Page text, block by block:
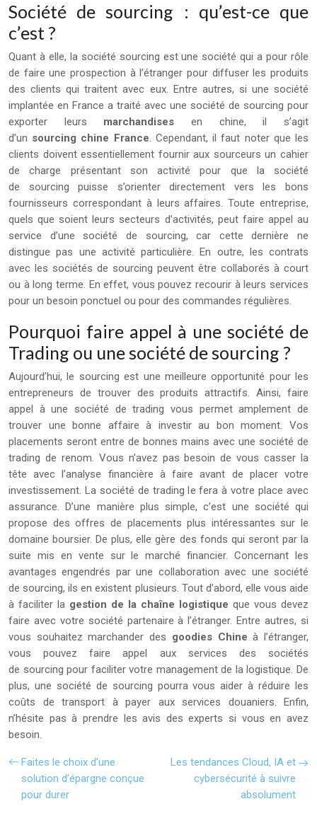
Société de sourcing : qu’est-ce que
c’est ?
Quant à elle, la société sourcing est une société qui a pour rôle
de faire une prospection à l’étranger pour diffuser les produits
des clients qui traitent avec eux. Entre autres, si une société
implantée en France a traité avec une société de sourcing pour
exporter leurs marchandisesen chine, il s’agit
d’un sourcing chine France. Cependant, il faut noter que les
clients doivent essentiellement fournir aux sourceurs un cahier
de charge présentant son activité pour que la société
de sourcing puisse s’orienter directement vers les bons
fournisseurs correspondant à leurs affaires. Toute entreprise,
quels que soient leurs secteurs d’activités, peut faire appel au
service d’une société de sourcing, car cette dernière ne
distingue pas une activité particulière. En outre, les contrats
avec les sociétés de sourcing peuvent être collaborés à court
ou à long terme. En effet, vous pouvez recourir à leurs services
pour un besoin ponctuel ou pour des commandes régulières.
Pourquoi faire appel à une société de
Trading ou une société de sourcing ?
Aujourd’hui, le sourcing est une meilleure opportunité pour les
entrepreneurs de trouver des produits attractifs. Ainsi, faire
appel à une société de trading vous permet amplement de
trouver une bonne affaire à investir au bon moment. Vos
placements seront entre de bonnes mains avec une société de
trading de renom. Vous n’avez pas besoin de vous casser la
tête avec l’analyse financière à faire avant de placer votre
investissement. La société de trading le fera à votre place avec
assurance. D’une manière plus simple, c’est une société qui
propose des offres de placements plus intéressantes sur le
domaine boursier. De plus, elle gère des fonds qui seront par la
suite mis en vente sur le marché financier. Concernant les
avantages engendrés par une collaboration avec une société
de sourcing, ils en existent plusieurs. Tout d’abord, elle vous aide
à faciliter la gestion de la chaîne logistique que vous devez
faire avec votre société partenaire à l’étranger. Entre autres, si
vous souhaitez marchander des goodies Chine à l’étranger,
vous pouvez faire appel aux services des sociétés
de sourcing pour faciliter votre management de la logistique. De
plus, une société de sourcing pourra vous aider à réduire les
coûts de transport à payer aux services douaniers. Enfin,
n’hésite pas à prendre les avis des experts si vous en avez
besoin.
Faites le choix d’une
solution d’épargne conçue
pour durer
Les tendances Cloud, IA et
cybersécurité à suivre
absolument